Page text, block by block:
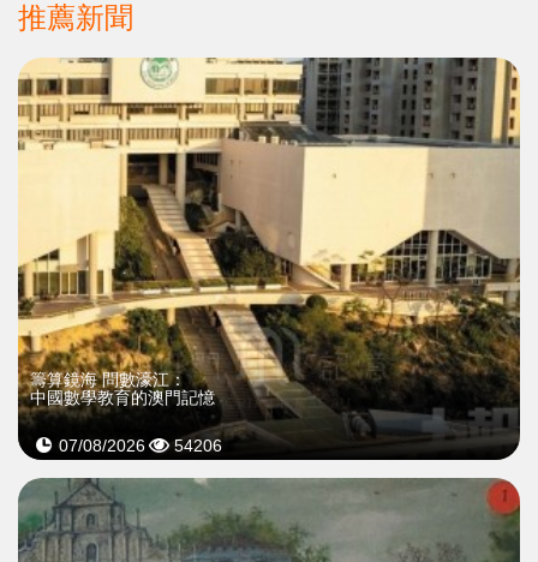
推薦新聞
籌算鏡海 問數濠江：
中國數學教育的澳門記憶
07/08/2026 54206